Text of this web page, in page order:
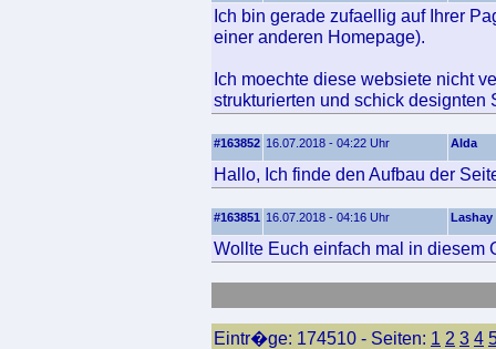
Ich bin gerade zufaellig auf Ihrer
einer anderen Homepage).
Ich moechte diese websiete nicht
strukturierten und schick designten
#163852 16.07.2018 - 04:22 Uhr Alda
Hallo, Ich finde den Aufbau der
#163851 16.07.2018 - 04:16 Uhr Lashay
Wollte Euch einfach mal in diesem
Eintr�ge: 174510 - Seiten: 1 2 3 4